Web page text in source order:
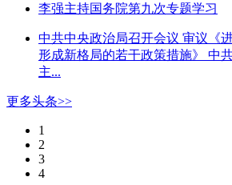
李强主持国务院第九次专题学习
中共中央政治局召开会议 审议《
形成新格局的若干政策措施》 中
主...
更多头条>>
1
2
3
4